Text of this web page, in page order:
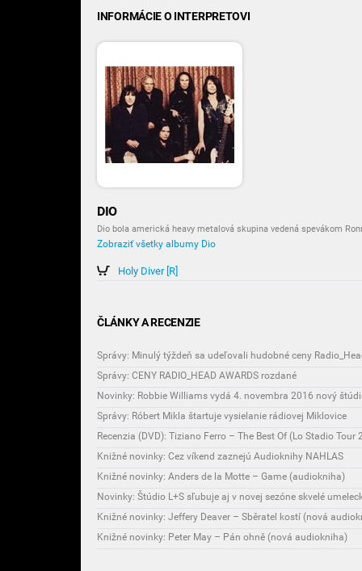
INFORMÁCIE O INTERPRETOVI
DIO
Dio bola americká heavy metalová skupina vedená spevákom
Zobraziť všetky albumy Dio
Holy Diver [R]
ČLÁNKY A RECENZIE
Správy: CENY RADIO_HEAD AWARDS rozdané
Správy: Róbert Mikla štartuje vysielanie rádiovej Miklovice
Recenzia (DVD): Tiziano Ferro – The Best Of (Lo Stadio Tour
Knižné novinky: Cez víkend zaznejú Audioknihy NAHLAS
Knižné novinky: Anders de la Motte – Game (audiokniha)
Novinky: Štúdio L+S sľubuje aj v novej sezóne skvelé
Knižné novinky: Jeffery Deaver – Sběratel kostí (nová
Knižné novinky: Peter May – Pán ohně (nová audiokniha)